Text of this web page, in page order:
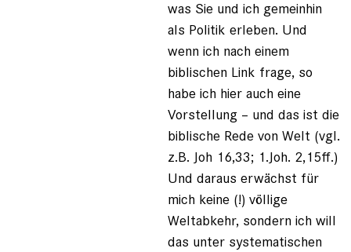
was Sie und ich gemeinhin
als Politik erleben. Und
wenn ich nach einem
biblischen Link frage, so
habe ich hier auch eine
Vorstellung – und das ist die
biblische Rede von Welt (vgl.
z.B. Joh 16,33; 1.Joh. 2,15ff.)
Und daraus erwächst für
mich keine (!) völlige
Weltabkehr, sondern ich will
das unter systematischen